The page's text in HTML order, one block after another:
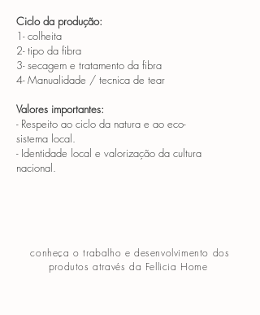
Ciclo da produção:
1- colheita
2- tipo da fibra
3- secagem e tratamento da fibra
4- Manualidade / tecnica de tear
Valores importantes:
- Respeito ao ciclo da natura e ao eco-
sistema local.
- Identidade local e valorização da cultura
nacional.
conheça o trabalho e desenvolvimento dos
produtos através da Fellicia Home